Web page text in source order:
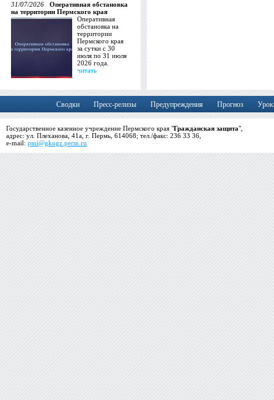
31/07/2026
Оперативная обстановка
на территории Пермского края
Оперативная
обстановка на
территории
Пермского края
за сутки с 30
июля по 31 июля
2026 года.
читать
Сводки Пресс-релизы Предупреждения Прогноз
Государственное казенное учреждение Пермского края "Гражданская защита",
адрес: ул. Плеханова, 41а, г. Пермь, 614068; тел./факс: 236 33 36,
e-mail: pmi@gkugz.perm.ru